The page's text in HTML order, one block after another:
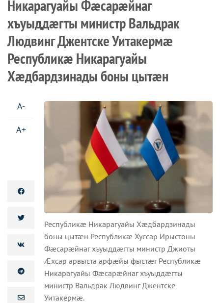
Никарагуайы Фæсарæйнаг
хъуыддæгты министр Вальдрак
Людвинг Джентске Уитакермæ
Республикæ Никарагуайы
Хæдбардзинады боны цытæн
A-
A+
Республикæ Никарагуайы Хæдбардзинады
боны цытæн Республикæ Хуссар Ирыстоны
Фæсарæйнаг хъуыддæгты министр Джиоты
Æхсар арвыста арфæйы фыстæг Республикæ
Никарагуайы Фæсарæйнаг хъуыддæгты
министр Вальдрак Людвинг Джентске
Уитакермæ.